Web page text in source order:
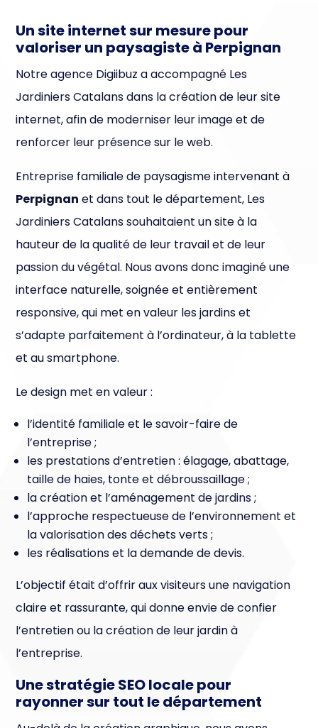
Un site internet sur mesure pour
valoriser un paysagiste à Perpignan
Notre agence Digiibuz a accompagné Les
Jardiniers Catalans dans la création de leur site
internet, afin de moderniser leur image et de
renforcer leur présence sur le web.
Entreprise familiale de paysagisme intervenant à
Perpignan et dans tout le département, Les
Jardiniers Catalans souhaitaient un site à la
hauteur de la qualité de leur travail et de leur
passion du végétal. Nous avons donc imaginé une
interface naturelle, soignée et entièrement
responsive, qui met en valeur les jardins et
s’adapte parfaitement à l’ordinateur, à la tablette
et au smartphone.
Le design met en valeur :
l’identité familiale et le savoir-faire de
l’entreprise ;
les prestations d’entretien : élagage, abattage,
taille de haies, tonte et débroussaillage ;
la création et l’aménagement de jardins ;
l’approche respectueuse de l’environnement et
la valorisation des déchets verts ;
les réalisations et la demande de devis.
L’objectif était d’offrir aux visiteurs une navigation
claire et rassurante, qui donne envie de confier
l’entretien ou la création de leur jardin à
l’entreprise.
Une stratégie SEO locale pour
rayonner sur tout le département